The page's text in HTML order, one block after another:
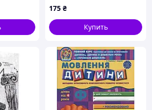
175 ₴
Купить